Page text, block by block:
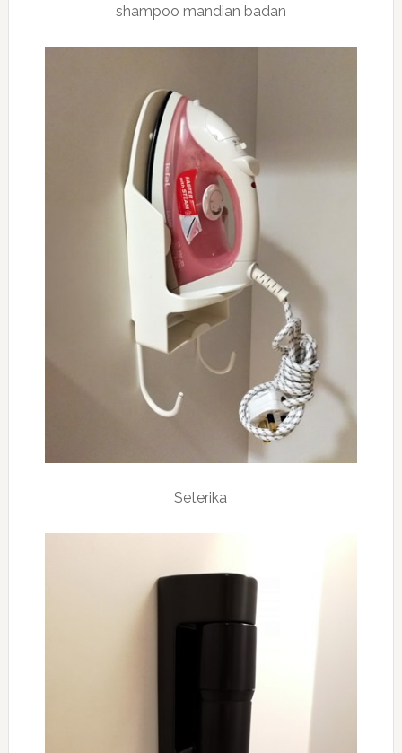
shampoo mandian badan
Seterika